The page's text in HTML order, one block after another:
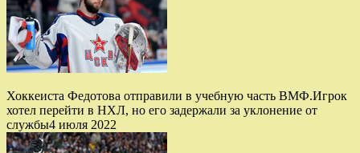
Хоккеиста Федотова отправили в учебную часть ВМФ.Игрок
хотел перейти в НХЛ, но его задержали за уклонение от
службы4 июля 2022